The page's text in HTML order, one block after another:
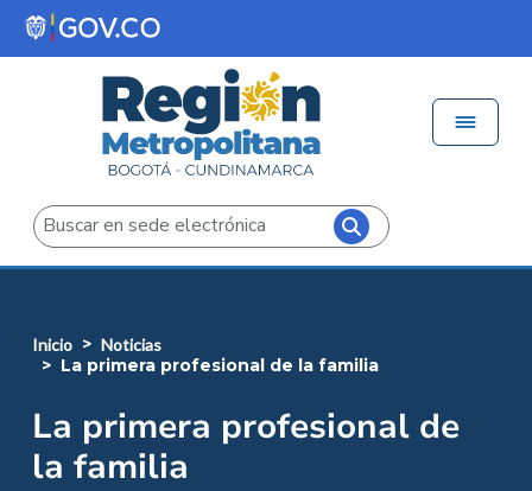
Pasar al contenido principal
Buscar
inicio noticias
la primera profesional de la familia
La primera profesional de
la familia